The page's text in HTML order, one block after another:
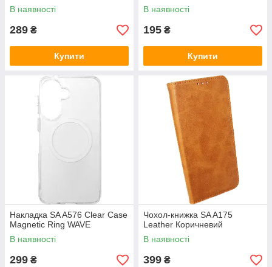
В наявності
289 ₴
Купити
В наявності
195 ₴
Купити
Накладка SA A576 Clear Case
Magnetic Ring WAVE
В наявності
299 ₴
Чохол-книжка SA A175
Leather Коричневий
В наявності
399 ₴